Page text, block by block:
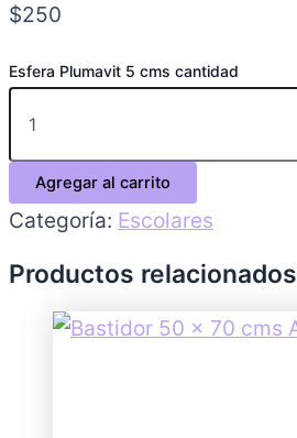
$250
Esfera Plumavit 5 cms cantidad
Agregar al carrito
Categoría: Escolares
Productos relacionados